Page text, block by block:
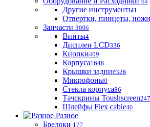
Другие инструменты1
Отвертки, пинцеты, ножи
Запчасти 3096
Винты4
Дисплеи LCD336
Кнопки409
Корпуса1648
Крышки задние326
Микрофоны0
Стекла корпуса86
Тачскрины Toushscreen247
Шлейфы Flex cable40
Разное
Брелоки 177